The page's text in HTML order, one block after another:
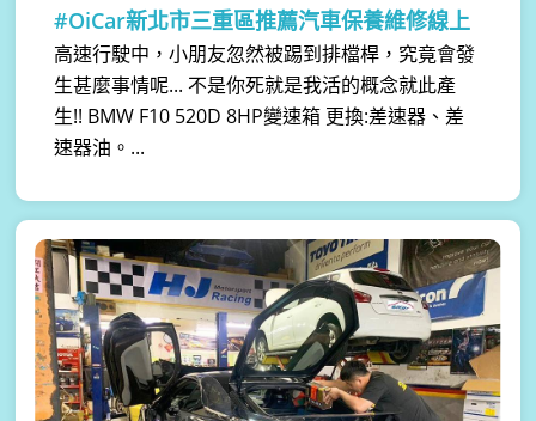
#OiCar新北市三重區推薦汽車保養維修線上
高速行駛中，小朋友忽然被踢到排檔桿，究竟會發
生甚麼事情呢... 不是你死就是我活的概念就此產
生!! BMW F10 520D 8HP變速箱 更換:差速器、差
速器油。...